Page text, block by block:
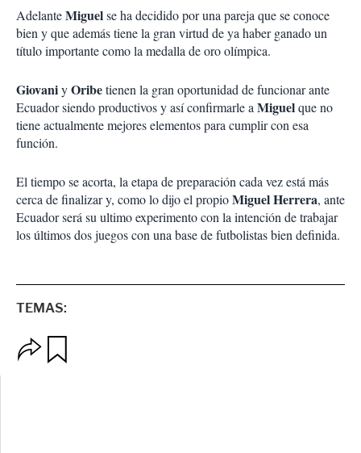
AdelanteMiguelse ha decidido por una pareja que se conoce
bien y que además tiene la gran virtud de ya haber ganado un
título importante como la medalla de oro olímpica.
GiovaniyOribetienen la gran oportunidad de funcionar ante
Ecuador siendo productivos y así confirmarle a Miguelque no
tiene actualmente mejores elementos para cumplir con esa
función.
El tiempo se acorta, la etapa de preparación cada vez está más
cerca de finalizar y, como lo dijo el propioMiguel Herrera, ante
Ecuador será su ultimo experimento con la intención de trabajar
los últimos dos juegos con una base de futbolistas bien definida.
TEMAS:
p